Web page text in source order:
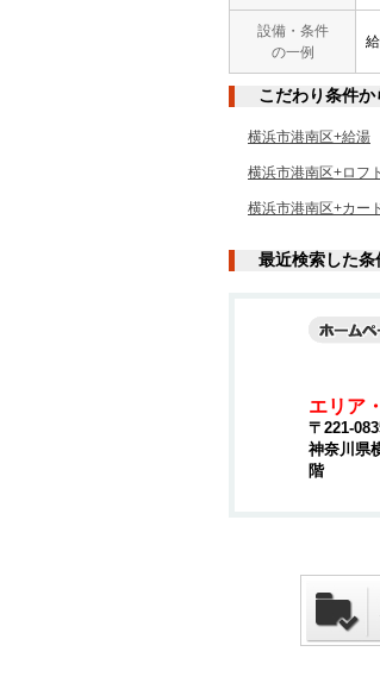
設備・条件
の一例
こだわり条件
横浜市港南区+給湯
横浜市港南区+ロフト
横浜市港南区+カー
最近検索した条
エリア
〒221-
神奈川県
階